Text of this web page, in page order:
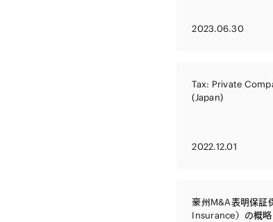
2023.06.30
Tax: Private
(Japan)
2022.12.01
豪州M&A表明保証
Insurance）の概略